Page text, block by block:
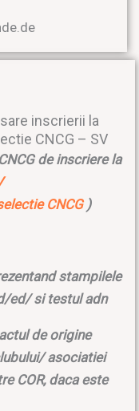
inscrierii la
CNCG – SV
de inscriere la
CNCG)
stampilele
ed/ si testul adn
de origine
asociatiei
COR, daca este